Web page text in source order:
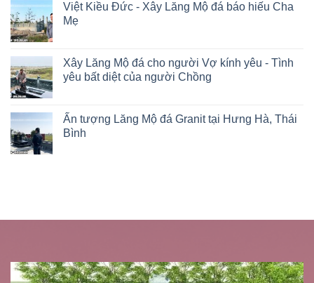
Việt Kiều Đức - Xây Lăng Mộ đá báo hiếu Cha
Mẹ
Xây Lăng Mộ đá cho người Vợ kính yêu - Tình
yêu bất diệt của người Chồng
Ấn tượng Lăng Mộ đá Granit tại Hưng Hà, Thái
Bình